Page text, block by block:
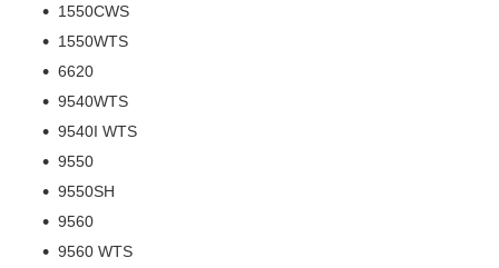
1550CWS
1550WTS
6620
9540WTS
9540I WTS
9550
9550SH
9560
9560 WTS